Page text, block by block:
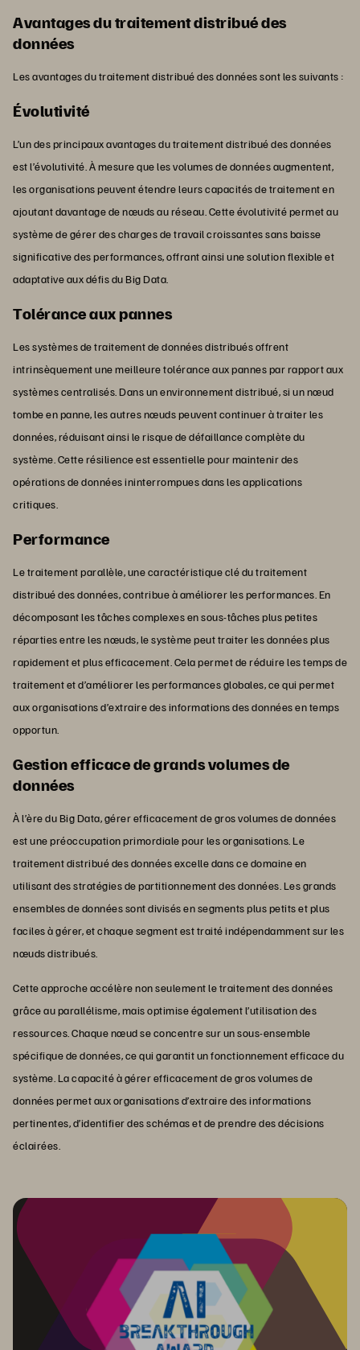
Avantages du traitement distribué des
données
Les avantages du traitement distribué des données sont les suivants :
Évolutivité
L’un des principaux avantages du traitement distribué des données
est l’évolutivité. À mesure que les volumes de données augmentent,
les organisations peuvent étendre leurs capacités de traitement en
ajoutant davantage de nœuds au réseau. Cette évolutivité permet au
système de gérer des charges de travail croissantes sans baisse
significative des performances, offrant ainsi une solution flexible et
adaptative aux défis du Big Data.
Tolérance aux pannes
Les systèmes de traitement de données distribués offrent
intrinsèquement une meilleure tolérance aux pannes par rapport aux
systèmes centralisés. Dans un environnement distribué, si un nœud
tombe en panne, les autres nœuds peuvent continuer à traiter les
données, réduisant ainsi le risque de défaillance complète du
système. Cette résilience est essentielle pour maintenir des
opérations de données ininterrompues dans les applications
critiques.
Performance
Le traitement parallèle, une caractéristique clé du traitement
distribué des données, contribue à améliorer les performances. En
décomposant les tâches complexes en sous-tâches plus petites
réparties entre les nœuds, le système peut traiter les données plus
rapidement et plus efficacement. Cela permet de réduire les temps de
traitement et d’améliorer les performances globales, ce qui permet
aux organisations d’extraire des informations des données en temps
opportun.
Gestion efficace de grands volumes de
données
À l’ère du Big Data, gérer efficacement de gros volumes de données
est une préoccupation primordiale pour les organisations. Le
traitement distribué des données excelle dans ce domaine en
utilisant des stratégies de partitionnement des données. Les grands
ensembles de données sont divisés en segments plus petits et plus
faciles à gérer, et chaque segment est traité indépendamment sur les
nœuds distribués.
Cette approche accélère non seulement le traitement des données
grâce au parallélisme, mais optimise également l’utilisation des
ressources. Chaque nœud se concentre sur un sous-ensemble
spécifique de données, ce qui garantit un fonctionnement efficace du
système. La capacité à gérer efficacement de gros volumes de
données permet aux organisations d’extraire des informations
pertinentes, d’identifier des schémas et de prendre des décisions
éclairées.